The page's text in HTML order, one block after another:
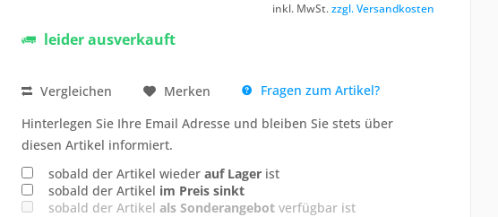
inkl. MwSt.zzgl. Versandkosten
leider ausverkauft
Vergleichen Merken
Fragen zum Artikel?
Hinterlegen Sie Ihre Email Adresse und bleiben Sie stets über
diesen Artikel informiert.
sobald der Artikel wieder auf Lagerist
sobald der Artikel im Preis sinkt
sobald der Artikel als Sonderangebotverfügbar ist